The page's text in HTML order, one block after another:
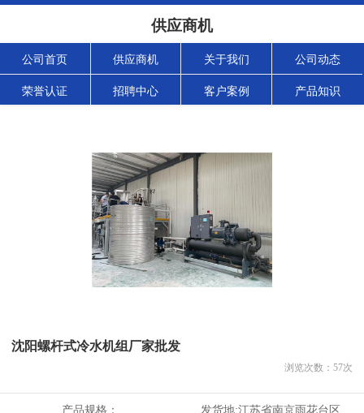
供应商机
公司首页 供应商机 关于我们 公司动态
荣誉认证 招聘中心 客户案例 产品知识
沈阳螺杆式冷水机组厂家批发
浏览次数： 57次
产品规格： 发货地:江苏省南京雨花台区